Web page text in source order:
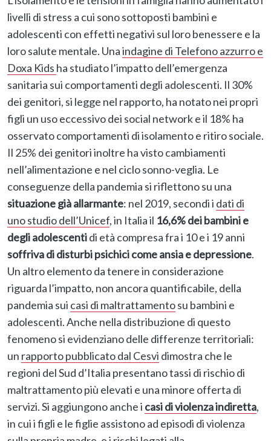
livelli di stress a cui sono sottoposti bambini e
adolescenti con effetti negativi sul loro benessere e la
loro salute mentale. Unaindagine di Telefono azzurro e
Doxa Kids ha studiato l’impatto dell’emergenza
sanitaria sui comportamenti degli adolescenti. Il 30%
dei genitori, si legge nel rapporto, ha notato nei propri
figli un uso eccessivo dei social network e il 18% ha
osservato comportamenti di isolamento e ritiro sociale.
Il 25% dei genitori inoltre ha visto cambiamenti
nell’alimentazione e nel ciclo sonno-veglia. Le
conseguenze della pandemia si riflettono su una
situazione già allarmante: nel 2019, secondi i dati di
uno studio dell’Unicef, in Italia il 16,6% dei bambini e
degli adolescentidi età compresa fra i 10 e i 19 anni
soffriva di disturbi psichici come ansia e depressione.
Un altro elemento da tenere in considerazione
riguarda l’impatto, non ancora quantificabile, della
pandemia sui casi di maltrattamentosu bambini e
adolescenti. Anche nella distribuzione di questo
fenomeno si evidenziano delle differenze territoriali:
un rapporto pubblicato dal Cesvi dimostra che le
regioni del Sud d’Italia presentano tassi di rischio di
maltrattamento più elevati e una minore offerta di
servizi. Si aggiungono anche i casi di violenza indiretta,
in cui i figli e le figlie assistono ad episodi di violenza